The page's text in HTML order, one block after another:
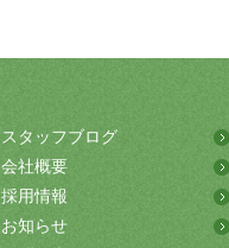
スタッフブログ
会社概要
採用情報
お知らせ